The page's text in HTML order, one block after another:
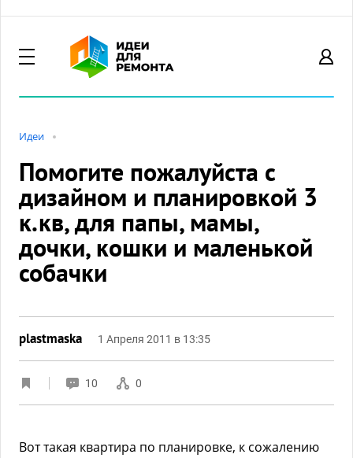
Идеи
Помогите пожалуйста с
дизайном и планировкой 3
к.кв, для папы, мамы,
дочки, кошки и маленькой
собачки
plastmaska 1 Апреля 2011 в 13:35
10 0
Вот такая квартира по планировке, к сожалению